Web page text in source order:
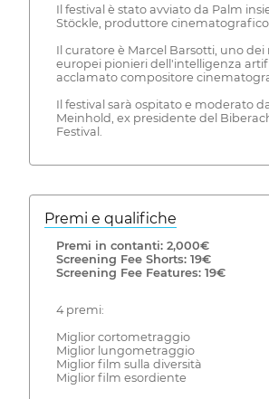
Il festival è stato avviato da Palm
Stöckle, produttore cinematografico
Il curatore è Marcel Barsotti, uno dei
europei pionieri dell'intelligenza
acclamato compositore
Il festival sarà ospitato e moderato
Meinhold, ex presidente del
Festival.
Premi e qualifiche
Premi in contanti: 2,000€
Screening Fee Shorts: 19€
Screening Fee Features: 19€
4 premi:
Miglior cortometraggio
Miglior lungometraggio
Miglior film sulla diversità
Miglior film esordiente